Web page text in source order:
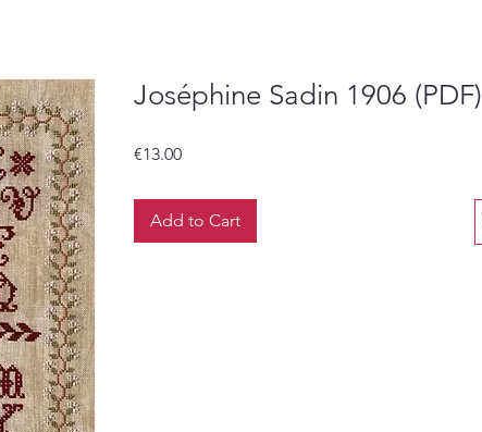
Joséphine Sadin 1906 (PDF)
€13.00Price
Add to Cart